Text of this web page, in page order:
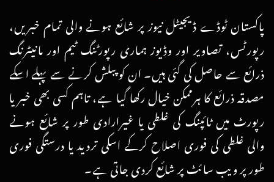
پاکستان ٹوڈے ڈیجیٹل نیوز پر شائع ہونے والی تمام خبریں،
رپورٹس، تصاویر اور وڈیوز ہماری رپورٹنگ ٹیم اور مانیٹرنگ
ذرائع سے حاصل کی گئی ہیں۔ ان کو پبلش کرنے سے پہلے اسکے
مصدقہ ذرائع کا ہرممکن خیال رکھا گیا ہے، تاہم کسی بھی خبر یا
رپورٹ میں ٹائپنگ کی غلطی یا غیرارادی طور پر شائع ہونے
والی غلطی کی فوری اصلاح کرکے اسکی تردید یا درستگی فوری
طور پر ویب سائٹ پر شائع کردی جاتی ہے۔